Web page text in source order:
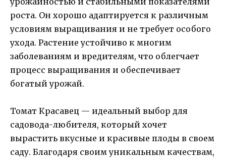
роста. Он хорошо адаптируется к различным
условиям выращивания и не требует особого
ухода. Растение устойчиво к многим
заболеваниям и вредителям, что облегчает
процесс выращивания и обеспечивает
богатый урожай.
Томат Красавец — идеальный выбор для
садовода-любителя, который хочет
вырастить вкусные и красивые плоды в своем
саду. Благодаря своим уникальным качествам,